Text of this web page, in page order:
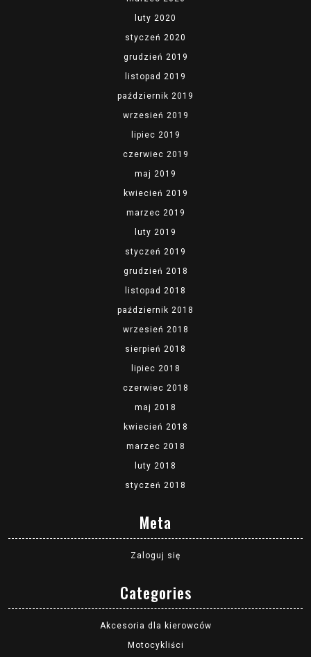
luty 2020
styczeń 2020
grudzień 2019
listopad 2019
październik 2019
wrzesień 2019
lipiec 2019
czerwiec 2019
maj 2019
kwiecień 2019
marzec 2019
luty 2019
styczeń 2019
grudzień 2018
listopad 2018
październik 2018
wrzesień 2018
sierpień 2018
lipiec 2018
czerwiec 2018
maj 2018
kwiecień 2018
marzec 2018
luty 2018
styczeń 2018
Meta
Zaloguj się
Categories
Akcesoria dla kierowców
Motocykliści